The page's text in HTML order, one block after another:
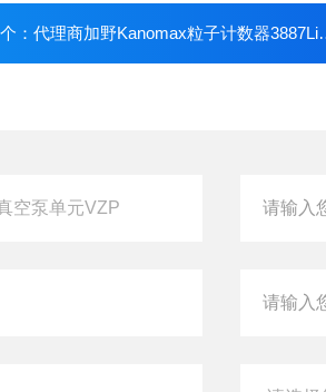
： 代理商加野Kanomax粒子计数器3887Lite秒级同步